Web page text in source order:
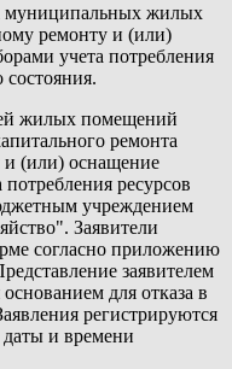
муниципальных жилых
ремонту и (или)
учета потребления
состояния.
жилых помещений
ремонта
(или) оснащение
ресурсов
учреждением
Заявители
согласно приложению
заявителем
для отказа в
регистрируются
даты и времени